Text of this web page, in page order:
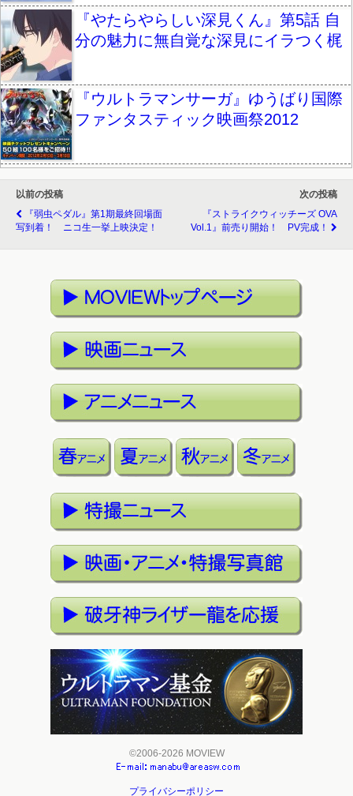
『やたらやらしい深見くん』第5話 自
分の魅力に無自覚な深見にイラつく梶
『ウルトラマンサーガ』ゆうばり国際
ファンタスティック映画祭2012
以前の投稿
『弱虫ペダル』第1期最終回場面
写到着！ ニコ生一挙上映決定！
次の投稿
『ストライクウィッチーズ OVA
Vol.1』前売り開始！ PV完成！
©2006-2026 MOVIEW
プライバシーポリシー